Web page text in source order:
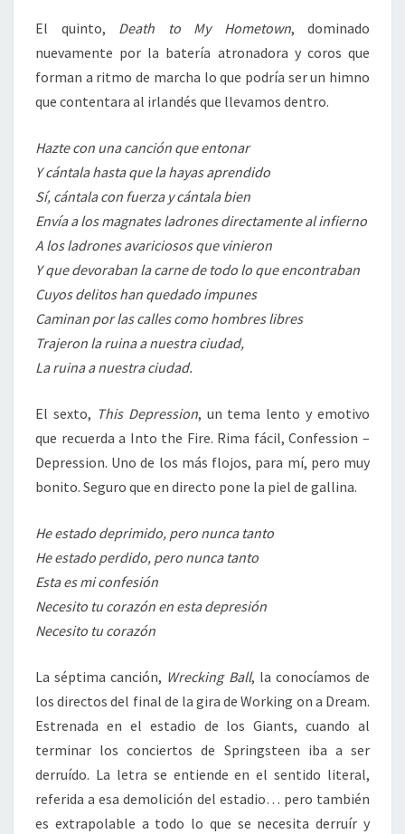
El quinto, Death to My Hometown, dominado
nuevamente por la batería atronadora y coros que
forman a ritmo de marcha lo que podría ser un himno
que contentara al irlandés que llevamos dentro.
Hazte con una canción que entonar
Y cántala hasta que la hayas aprendido
Sí, cántala con fuerza y cántala bien
Envía a los magnates ladrones directamente al infierno
A los ladrones avariciosos que vinieron
Y que devoraban la carne de todo lo que encontraban
Cuyos delitos han quedado impunes
Caminan por las calles como hombres libres
Trajeron la ruina a nuestra ciudad,
La ruina a nuestra ciudad.
El sexto, This Depression, un tema lento y emotivo
que recuerda a Into the Fire. Rima fácil, Confession –
Depression. Uno de los más flojos, para mí, pero muy
bonito. Seguro que en directo pone la piel de gallina.
He estado deprimido, pero nunca tanto
He estado perdido, pero nunca tanto
Esta es mi confesión
Necesito tu corazón en esta depresión
Necesito tu corazón
La séptima canción, Wrecking Ball, la conocíamos de
los directos del final de la gira de Working on a Dream.
Estrenada en el estadio de los Giants, cuando al
terminar los conciertos de Springsteen iba a ser
derruído. La letra se entiende en el sentido literal,
referida a esa demolición del estadio… pero también
es extrapolable a todo lo que se necesita derruír y